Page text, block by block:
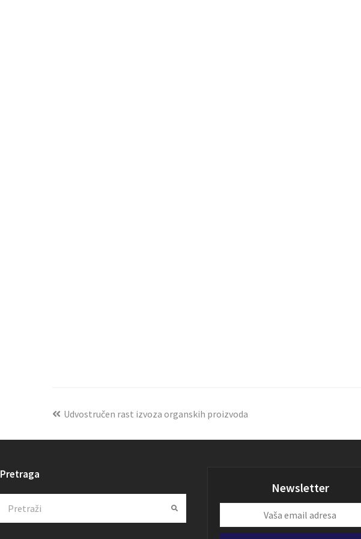
Udvostručen rast izvoza organskih proizvoda
Pretraga
Submit
Newsletter
email